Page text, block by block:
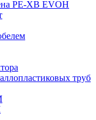
PE-XB EVOH
труб